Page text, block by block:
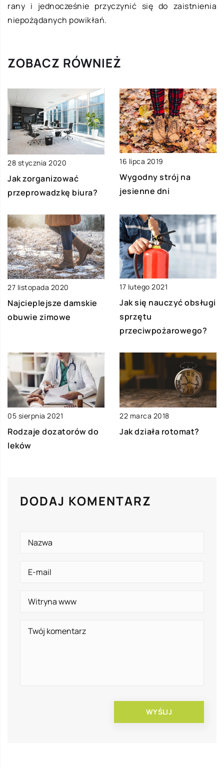
rany i jednocześnie przyczynić się do zaistnienia
niepożądanych powikłań.
ZOBACZ RÓWNIEŻ
28 stycznia 2020
Jak zorganizować
przeprowadzkę biura?
16 lipca 2019
Wygodny strój na
jesienne dni
27 listopada 2020
Najcieplejsze damskie
obuwie zimowe
17 lutego 2021
Jak się nauczyć obsługi
sprzętu
przeciwpożarowego?
05 sierpnia 2021
Rodzaje dozatorów do
leków
22 marca 2018
Jak działa rotomat?
DODAJ KOMENTARZ